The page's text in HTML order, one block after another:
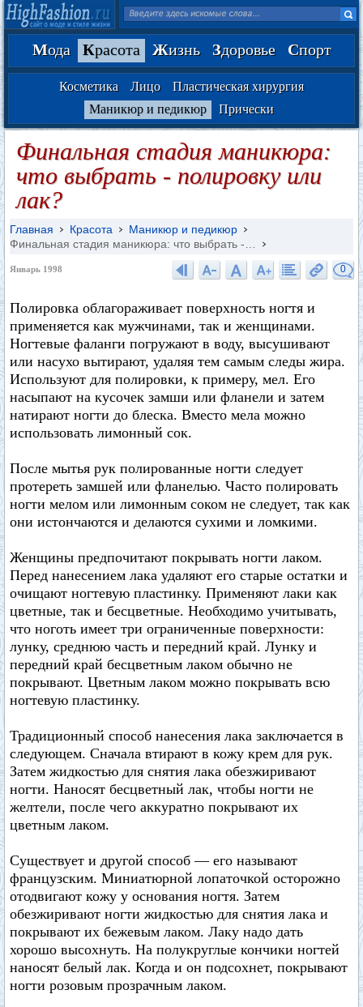
Мода Красота Жизнь Здоровье Спорт
Косметика Лицо
Пластическая хирургия
Маникюр и педикюр
Прически
Финальная стадия маникюра:
что выбрать - полировку или
лак?
Главная Красота
Маникюр и педикюр
Финальная стадия маникюра: что выбрать -…
Январь 1998 0
Полировка облагораживает поверхность ногтя и
применяется как мужчинами, так и женщинами.
Ногтевые фаланги погружают в воду, высушивают
или насухо вытирают, удаляя тем самым следы жира.
Используют для полировки, к примеру, мел. Его
насыпают на кусочек замши или фланели и затем
натирают ногти до блеска. Вместо мела можно
использовать лимонный сок.
После мытья рук полированные ногти следует
протереть замшей или фланелью. Часто полировать
ногти мелом или лимонным соком не следует, так как
они истончаются и делаются сухими и ломкими.
Женщины предпочитают покрывать ногти лаком.
Перед нанесением лака удаляют его старые остатки и
очищают ногтевую пластинку. Применяют лаки как
цветные, так и бесцветные. Необходимо учитывать,
что ноготь имеет три ограниченные поверхности:
лунку, среднюю часть и передний край. Лунку и
передний край бесцветным лаком обычно не
покрывают. Цветным лаком можно покрывать всю
ногтевую пластинку.
Традиционный способ нанесения лака заключается в
следующем. Сначала втирают в кожу крем для рук.
Затем жидкостью для снятия лака обезжиривают
ногти. Наносят бесцветный лак, чтобы ногти не
желтели, после чего аккуратно покрывают их
цветным лаком.
Существует и другой способ — его называют
французским. Миниатюрной лопаточкой осторожно
отодвигают кожу у основания ногтя. Затем
обезжиривают ногти жидкостью для снятия лака и
покрывают их бежевым лаком. Лаку надо дать
хорошо высохнуть. На полукруглые кончики ногтей
наносят белый лак. Когда и он подсохнет, покрывают
ногти розовым прозрачным лаком.